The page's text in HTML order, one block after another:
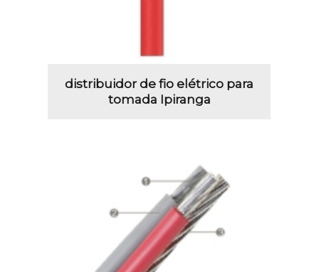
distribuidor de fio elétrico para
tomada Ipiranga